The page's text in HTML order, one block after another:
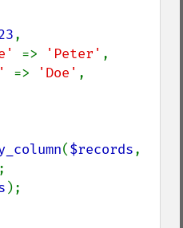
,
=> 'Peter' ,
=> 'Doe' ,
($records
);